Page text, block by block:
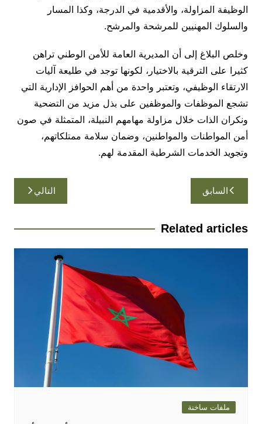
الوظيفة المزاولة، والأقدمية في الدرجة، وكذا المسار
والسلوك المهنيين للمرشحة والمرشح.
وخلص البلاغ إلى أن المديرية العامة للأمن الوطني تراهن
كثيرا على الترقية بالاختيار، لكونها توجد في طليعة آليات
الارتقاء الوظيفي، وتعتبر واحدة من أهم الحوافز الإدارية التي
تشجع الموظفات والموظفين على بذل مزيد من التضحية
ونكران الذات خلال مزاولة مهامهم النبيلة، المتمثلة في صون
أمن المواطنات والمواطنين، وضمان سلامة ممتلكاتهم،
وتجويد الخدمات الشرطية المقدمة لهم.
تصفّح
المقالات
السابق التالي
Related articles
ملفات ساخنة